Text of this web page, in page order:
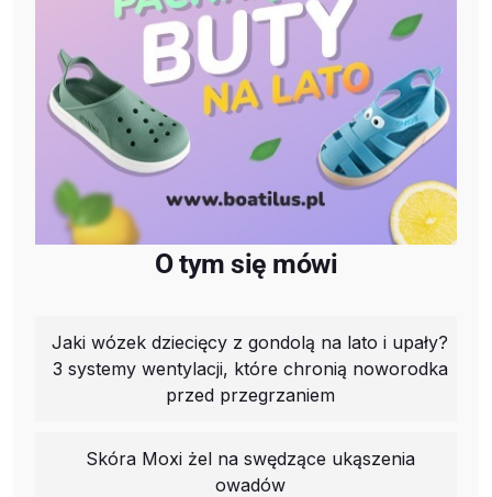
O tym się mówi
Jaki wózek dziecięcy z gondolą na lato i upały?
3 systemy wentylacji, które chronią noworodka
przed przegrzaniem
Skóra Moxi żel na swędzące ukąszenia
owadów